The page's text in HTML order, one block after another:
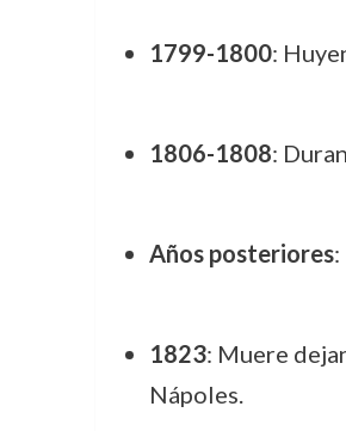
1799-1800:
1806-1808:
Años posteriores:
1823: Muere
Nápoles.